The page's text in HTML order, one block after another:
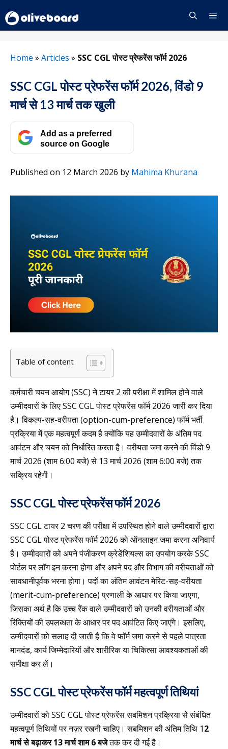
to
content
Home » Articles » SSC CGL पोस्ट प्रेफरेंस फॉर्म 2026
SSC CGL पोस्ट प्रेफरेंस फॉर्म 2026, विंडो 9
मार्च से 13 मार्च तक खुली
Add as a preferred
source on Google
Published on 12 March 2026 by Mahima Khurana
Table of content
कर्मचारी चयन आयोग (SSC) ने टायर 2 की परीक्षा में शामिल होने वाले
उम्मीदवारों के लिए SSC CGL पोस्ट प्रेफरेंस फॉर्म 2026 जारी कर दिया
है। विकल्प-सह-वरीयता (option-cum-preference) फॉर्म भर्ती
प्रक्रिया में एक महत्वपूर्ण कदम है क्योंकि यह उम्मीदवारों के अंतिम पद
आवंटन और चयन को निर्धारित करता है। वरीयता जमा करने की विंडो 9
मार्च 2026 (शाम 6:00 बजे) से 13 मार्च 2026 (शाम 6:00 बजे) तक
सक्रिय रहेगी।
SSC CGL पोस्ट प्रेफरेंस फॉर्म 2026
SSC CGL टायर 2 चरण की परीक्षा में उपस्थित होने वाले उम्मीदवारों द्वारा
SSC CGL पोस्ट प्रेफरेंस फॉर्म 2026 को ऑनलाइन जमा करना अनिवार्य
है। उम्मीदवारों को अपने पंजीकरण क्रेडेंशियल्स का उपयोग करके SSC
पोर्टल पर लॉग इन करना होगा और अपने पद और विभाग की वरीयताओं को
सावधानीपूर्वक भरना होगा। पदों का अंतिम आवंटन मेरिट-सह-वरीयता
(merit-cum-preference) प्रणाली के आधार पर किया जाएगा,
जिसका अर्थ है कि उच्च रैंक वाले उम्मीदवारों को उनकी वरीयताओं और
रिक्तियों की उपलब्धता के आधार पर पद आवंटित किए जाएंगे। इसलिए,
उम्मीदवारों को सलाह दी जाती है कि वे फॉर्म जमा करने से पहले पात्रता
मानदंड, कार्य जिम्मेदारियों और शारीरिक या चिकित्सा आवश्यकताओं की
समीक्षा कर लें।
SSC CGL पोस्ट प्रेफरेंस फॉर्म महत्वपूर्ण तिथियां
उम्मीदवारों को SSC CGL पोस्ट प्रेफरेंस सबमिशन प्रक्रिया से संबंधित
महत्वपूर्ण तिथियों पर नज़र रखनी चाहिए। सबमिशन की अंतिम तिथि 12
मार्च से बढ़ाकर 13 मार्च शाम 6 बजेतक कर दी गई है।